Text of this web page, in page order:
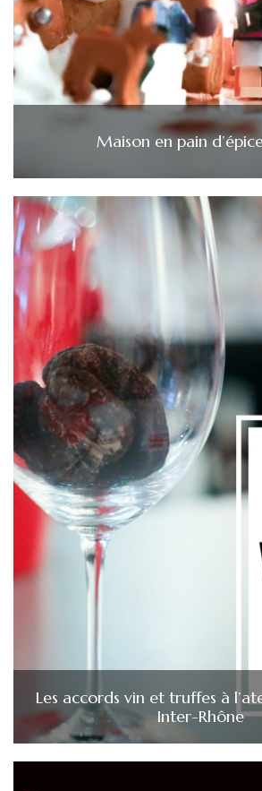
Maison en pain
Les accords vin et truffes à
Inter-Rhône